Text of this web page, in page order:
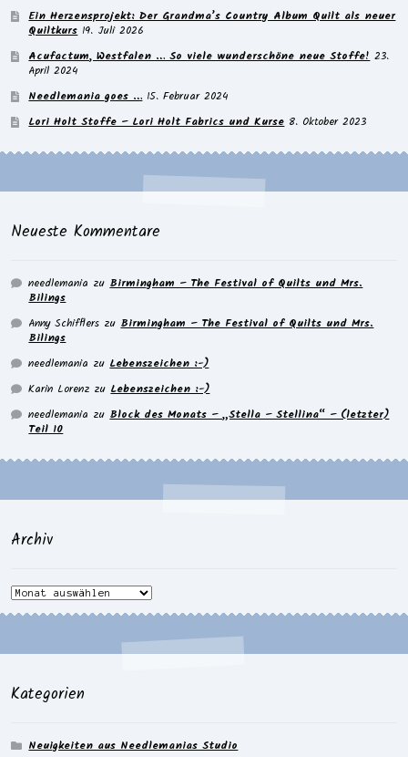
Ein Herzensprojekt: Der Grandma’s Country Album Quilt als neuer
Quiltkurs 19. Juli 2026
Acufactum, Westfalen … So viele wunderschöne neue Stoffe! 23.
April 2024
Needlemania goes … 15. Februar 2024
Lori Holt Stoffe – Lori Holt Fabrics und Kurse 8. Oktober 2023
Neueste Kommentare
needlemania zuBirmingham – The Festival of Quilts und Mrs.
Bilings
Anny Schifflers zuBirmingham – The Festival of Quilts und Mrs.
Bilings
needlemania zuLebenszeichen :-)
Karin Lorenz zuLebenszeichen :-)
needlemania zuBlock des Monats – „Stella – Stellina“ – (letzter)
Teil 10
Archiv
Archiv
Kategorien
Neuigkeiten aus Needlemanias Studio